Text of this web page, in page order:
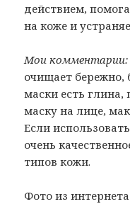
действием,
на коже и
Мои комментарии:
очищает бережно,
маски есть глина,
маску на лице,
Если
очень
типов кожи.
Фото из интернета